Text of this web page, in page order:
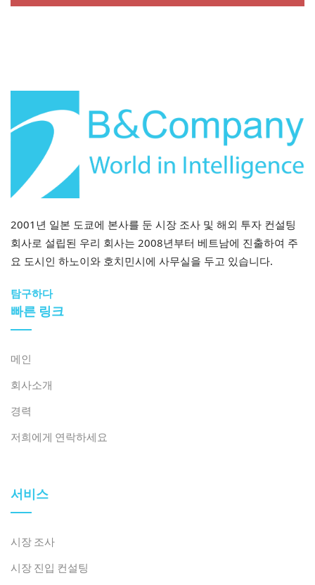
내가 당초 계획했던 것보다 훨씬 더 멀리 나아갔다는 것을
깨달은 순간이었다.
저는 아무것도 사지 않아요.
그리고 "거의 샀다"는 상태는 실제로 생각해 볼 만한 가치
가 있습니다.
다른 많은 매장에서는 고객의 결정이 보통 두 가지 방향으
로 흘러갑니다. 충동적으로 빠르게 구매하거나, 거의 즉시
수 있을 만큼 긴 "메자닌" 공간이 있는 곳은 드뭅니다.
여기는 달라요.
어떤 제품도 즉각적인 구매 결정을 강요할 만큼 눈에 띄지
었기에 계속 머물면서 제품을 살펴보고 시도해 볼 수 있었
습니다. 만약 시간이 조금 더 있었거나, 구매를 확신할 만
았습니다. 더 중요한 것은 그 시간이 헛되지 않았다는 점입
2001년 일본 도쿄에 본사를 둔 시장 조사 및 해외 투자 컨설팅
회사로 설립된 우리 회사는 2008년부터 베트남에 진출하여 주
요 도시인 하노이와 호치민시에 사무실을 두고 있습니다.
탐구하다
빠른 링크
메인
회사소개
경력
저희에게 연락하세요
서비스
시장 조사
시장 진입 컨설팅